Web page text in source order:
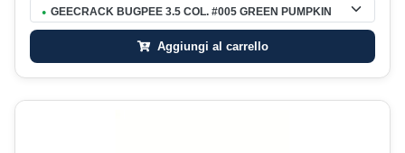
● GEECRACK BUGPEE 3.5 COL. #005 GREEN PUMPKIN
Aggiungi al carrello